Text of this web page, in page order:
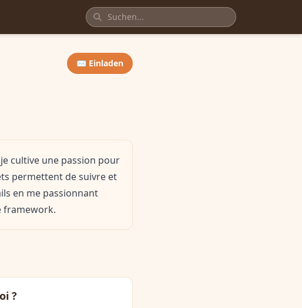
✉️ Einladen
cultive une passion pour
permettent de suivre et
en me passionnant
framework.
?